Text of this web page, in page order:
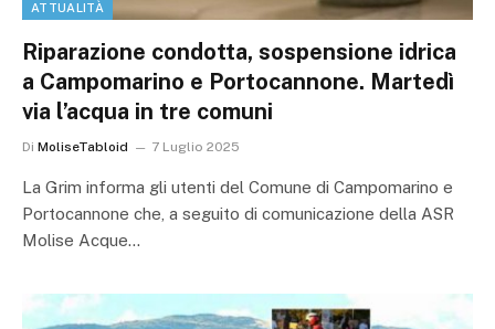
ATTUALITÀ
Riparazione condotta, sospensione idrica
a Campomarino e Portocannone. Martedì
via l’acqua in tre comuni
Di MoliseTabloid 7 Luglio 2025
La Grim informa gli utenti del Comune di Campomarino e
Portocannone che, a seguito di comunicazione della ASR
Molise Acque…